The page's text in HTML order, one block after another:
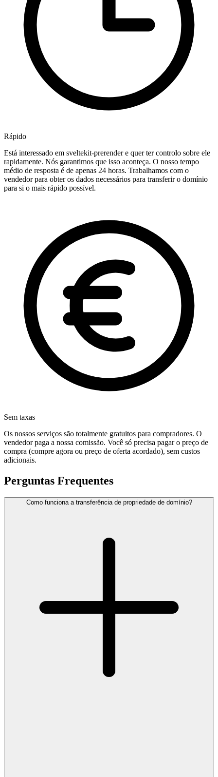
Rápido
Está interessado em sveltekit-prerender e quer ter controlo sobre ele
rapidamente. Nós garantimos que isso aconteça. O nosso tempo
médio de resposta é de apenas 24 horas. Trabalhamos com o
vendedor para obter os dados necessários para transferir o domínio
para si o mais rápido possível.
Sem taxas
Os nossos serviços são totalmente gratuitos para compradores. O
vendedor paga a nossa comissão. Você só precisa pagar o preço de
compra (compre agora ou preço de oferta acordado), sem custos
adicionais.
Perguntas Frequentes
Como funciona a transferência de propriedade de domínio?